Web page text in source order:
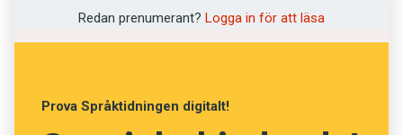
(Kviss #12)
Fråga 13av24
Redan prenumerant? Logga in för att läsa
Prova Språktidningen digitalt!